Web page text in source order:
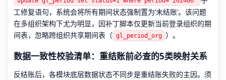
工修复语句，系统会将所有期间状态强制置为‘未结账’。该问题
在多组织架构下尤为明显，因补丁脚本仅更新当前登录组织的期
间表，忽略跨组织共享期间表（ gl_period_org ）。
数据一致性校验清单：重结账前必查的5类映射关系
反结账后，各模块底层数据状态不同步是重结账失败的主因。须